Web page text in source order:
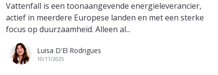
Vattenfall is een toonaangevende energieleverancier,
actief in meerdere Europese landen en met een sterke
focus op duurzaamheid. Alleen al...
Luisa D'El Rodrigues
10/11/2025